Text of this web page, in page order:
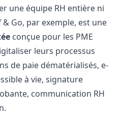
une équipe RH entière ni
Go, par exemple, est une
conçue pour les PME
leurs processus
de paie dématérialisés, e-
à vie, signature
communication RH